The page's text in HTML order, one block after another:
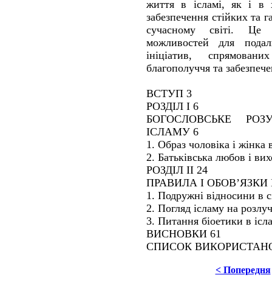
життя в ісламі, як і в
забезпечення стійких та
сучасному світі. Це
можливостей для
ініціатив,
благополуччя та
ВСТУП 3
РОЗДІЛ I 6
БОГОСЛОВСЬКЕ
ІСЛАМУ 6
1. Образ чоловіка і жінка
2. Батьківська любов і
РОЗДІЛ II 24
ПРАВИЛА І
1. Подружні відносини в
2. Погляд ісламу на
3. Питання біоетики в
ВИСНОВКИ 61
СПИСОК
< Попередня